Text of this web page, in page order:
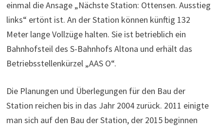
einmal die Ansage „Nächste Station: Ottensen. Ausstieg
links“ ertönt ist. An der Station können künftig 132
Meter lange Vollzüge halten. Sie ist betrieblich ein
Bahnhofsteil des S-Bahnhofs Altona und erhält das
Betriebsstellenkürzel „AAS O“.
Die Planungen und Überlegungen für den Bau der
Station reichen bis in das Jahr 2004 zurück. 2011 einigte
man sich auf den Bau der Station, der 2015 beginnen